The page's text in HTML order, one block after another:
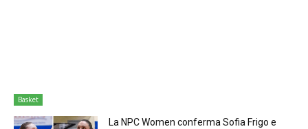
Basket
La NPC Women conferma Sofia Frigo e